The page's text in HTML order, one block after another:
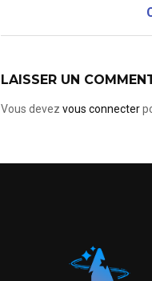
LAISSER UN
Vous devez vous connecter